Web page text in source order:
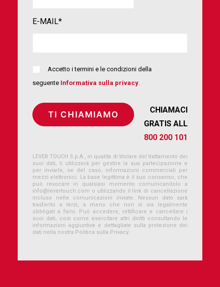
E-MAIL*
Accetto i termini e le condizioni della
seguente Informativa sulla privacy.
CHIAMACI
GRATIS ALL
800 200 101
LEVER TOUCH S.p.A., in qualità di titolare del trattamento dei
suoi dati, li utilizzerà per gestire la sua partecipazione e
per inviarle, se del caso, informazioni commerciali per
mezzi elettronici. La base legittima è il suo consenso, che
può revocare in qualsiasi momento comunicandolo a
info@levertouch.com o utilizzando il link di cancellazione
incluso nelle comunicazioni inviate. Nessun dato sarà
trasferito a terzi, a meno che non si sia legalmente
obbligati a farlo. Può accedere, rettificare e cancellare i
suoi dati, così come esercitare altri diritti consultando le
informazioni aggiuntive e dettagliate sulla protezione dei
dati nella nostra Politica sulla Privacy.